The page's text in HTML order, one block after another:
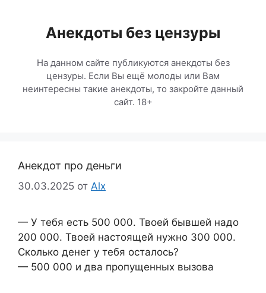
содержимомуАнекдоты без цензуры
На данном сайте публикуются анекдоты без
цензуры. Если Вы ещё молоды или Вам
неинтересны такие анекдоты, то закройте данный
сайт. 18+
Анекдот про деньги
30.03.2025 от Alx
— У тебя есть 500 000. Твоей бывшей надо
200 000. Твоей настоящей нужно 300 000.
Сколько денег у тебя осталось?
— 500 000 и два пропущенных вызова